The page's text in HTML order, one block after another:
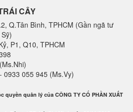
CÂY
Q.Tân Bình, TPHCM (Gần ngã tư
P1, Q10, TPHCM
0933 055 945 (Ms.Vy)
quản lý của CÔNG TY CỔ PHẦN XUẤT